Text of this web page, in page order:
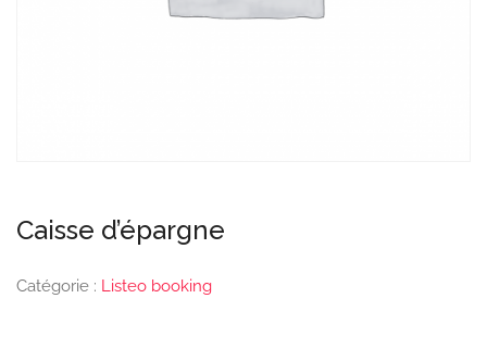
Caisse d’épargne
Catégorie : Listeo booking